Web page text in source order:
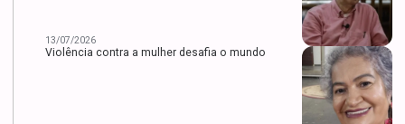
13/07/2026
Violência contra a mulher desafia o mundo